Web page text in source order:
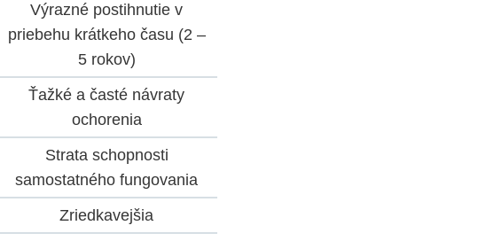
Výrazné postihnutie v
priebehu krátkeho času (2 –
5 rokov)
Ťažké a časté návraty
ochorenia
Strata schopnosti
samostatného fungovania
Zriedkavejšia